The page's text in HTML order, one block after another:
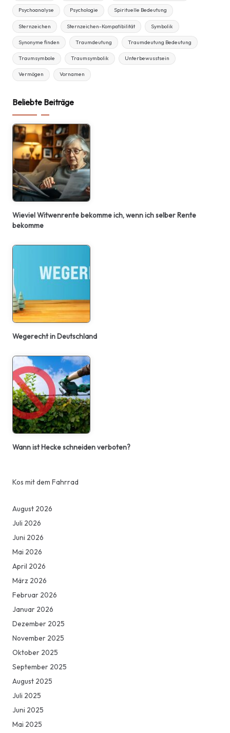
Psychoanalyse Psychologie Spirituelle Bedeutung
Sternzeichen Sternzeichen-Kompatibilität Symbolik
Synonyme finden Traumdeutung Traumdeutung Bedeutung
Traumsymbole Traumsymbolik Unterbewusstsein
Vermögen Vornamen
Beliebte Beiträge
Wieviel Witwenrente bekomme ich, wenn ich selber Rente
bekomme
Wegerecht in Deutschland
Wann ist Hecke schneiden verboten?
Kos mit dem Fahrrad
August 2026
Juli 2026
Juni 2026
Mai 2026
April 2026
März 2026
Februar 2026
Januar 2026
Dezember 2025
November 2025
Oktober 2025
September 2025
August 2025
Juli 2025
Juni 2025
Mai 2025